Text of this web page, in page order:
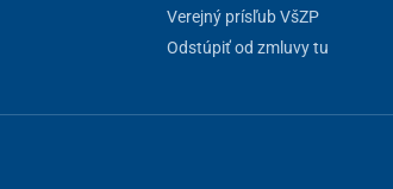
Verejný prísľub VšZP
Odstúpiť od zmluvy tu